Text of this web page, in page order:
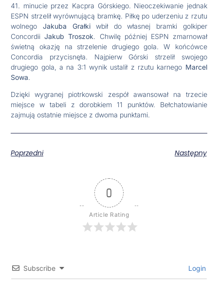
41. minucie przez Kacpra Górskiego. Nieoczekiwanie jednak
ESPN strzelił wyrównującą bramkę. Piłkę po uderzeniu z rzutu
wolnego Jakuba Grałkiwbił do własnej bramki golkiper
ConcordiiJakub Troszok. Chwilę później ESPN zmarnował
świetną okazję na strzelenie drugiego gola. W końcówce
Concordia przycisnęła. Najpierw Górski strzelił swojego
drugiego gola, a na 3:1 wynik ustalił z rzutu karnego Marcel
Sowa.
Dzięki wygranej piotrkowski zespół awansował na trzecie
miejsce w tabeli z dorobkiem 11 punktów. Bełchatowianie
zajmują ostatnie miejsce z dwoma punktami.
Poprzedni Następny
0
Article Rating
Subscribe Login